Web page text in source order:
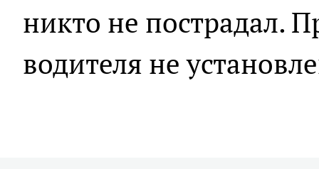
никто не пострадал.
водителя не